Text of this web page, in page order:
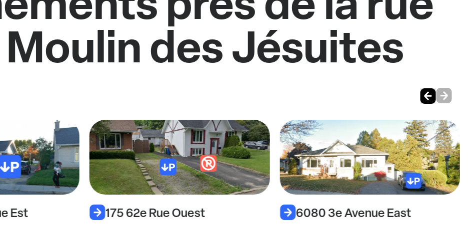
Moulin des Jésuites
Est 175 62e Rue Ouest 6080 3e Avenue East